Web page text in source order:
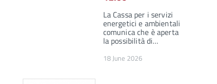
La Cassa per i servizi
energetici e ambientali
comunica che è aperta
la possibilità di…
18 June 2026